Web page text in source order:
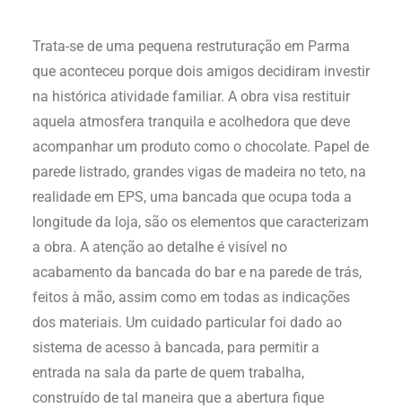
Trata-se de uma pequena restruturação em Parma
que aconteceu porque dois amigos decidiram investir
na histórica atividade familiar. A obra visa restituir
aquela atmosfera tranquila e acolhedora que deve
acompanhar um produto como o chocolate. Papel de
parede listrado, grandes vigas de madeira no teto, na
realidade em EPS, uma bancada que ocupa toda a
longitude da loja, são os elementos que caracterizam
a obra. A atenção ao detalhe é visível no
acabamento da bancada do bar e na parede de trás,
feitos à mão, assim como em todas as indicações
dos materiais. Um cuidado particular foi dado ao
sistema de acesso à bancada, para permitir a
entrada na sala da parte de quem trabalha,
construído de tal maneira que a abertura fique